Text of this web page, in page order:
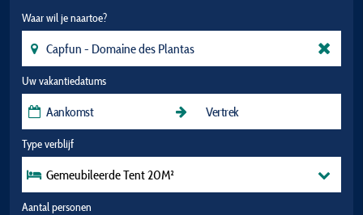
Waar wil je naartoe?
Uw vakantiedatums
Type verblijf
Gemeubileerde Tent 20M²
Aantal personen